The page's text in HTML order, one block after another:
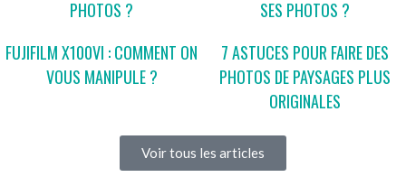
PHOTOS ?
SES PHOTOS ?
FUJIFILM X100VI : COMMENT ON
VOUS MANIPULE ?
7 ASTUCES POUR FAIRE DES
PHOTOS DE PAYSAGES PLUS
ORIGINALES
Voir tous les articles